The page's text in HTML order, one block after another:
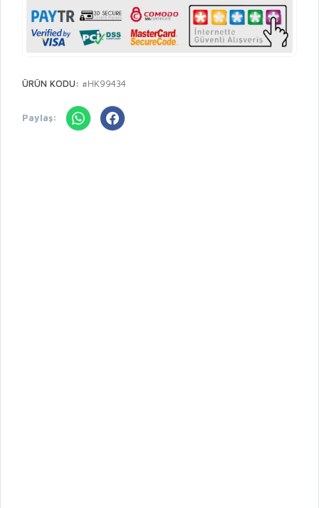
ÜRÜN KODU: #HK99434
Paylaş: